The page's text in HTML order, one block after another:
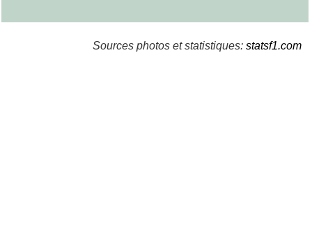
Sources photos et statistiques: statsf1.com